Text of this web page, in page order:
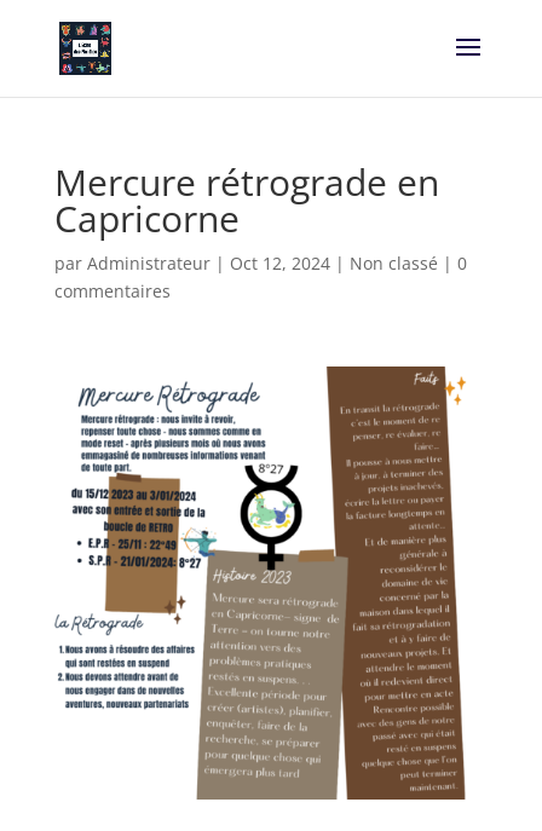
Mercure rétrograde en
Capricorne
par Administrateur| Oct 12, 2024| Non classé | 0
commentaires